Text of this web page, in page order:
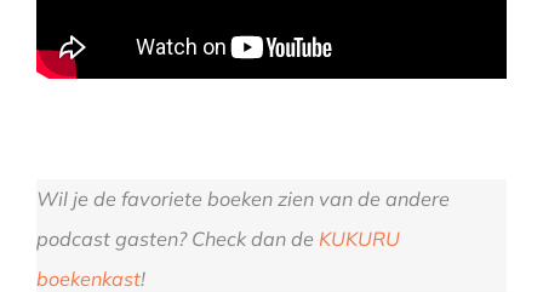
Wil je de favoriete boeken zien van de andere
podcast gasten? Check dan de KUKURU
boekenkast!